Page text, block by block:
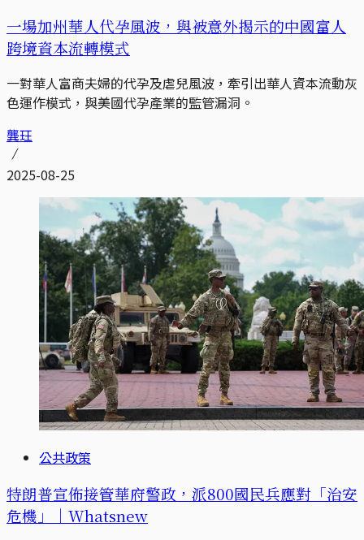
一場加州華人代孕風波，與被意外揭示的中國富人
跨境資本流轉模式
一對華人富商夫婦的代孕及虐兒風波，牽引出華人資本流動灰
色運作模式，與美國代孕產業的監管漏洞。
龔玨
2025-08-25
公共政策
特朗普宣佈接管華府警政，派800國民兵應對「治安
危機」｜Whatsnew